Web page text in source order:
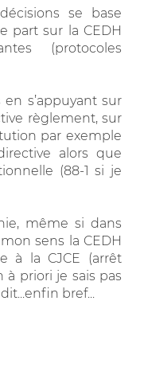
se base
part sur la CEDH
(protocoles
s’appuyant sur
règlement, sur
par exemple
alors que
(88-1 si je
même si dans
sens la CEDH
à la CJCE (arrêt
à priori je sais pas
bref...